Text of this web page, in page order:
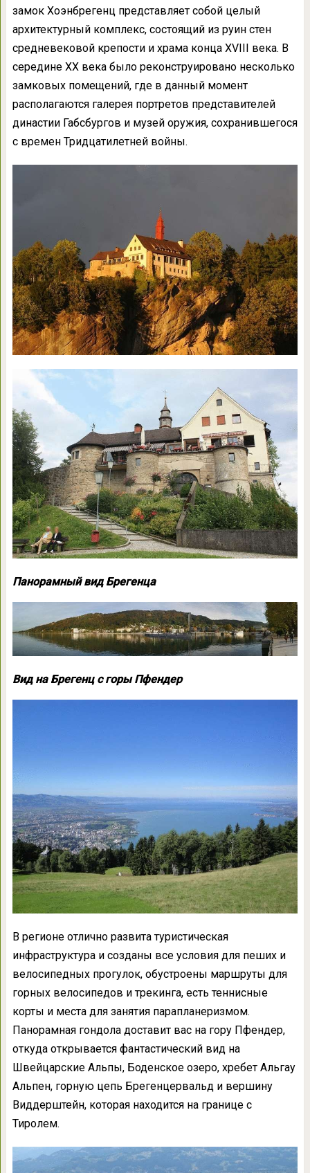
замок Хоэнбрегенц представляет собой целый
архитектурный комплекс, состоящий из руин стен
средневековой крепости и храма конца XVIII века. В
середине XX века было реконструировано несколько
замковых помещений, где в данный момент
располагаются галерея портретов представителей
династии Габсбургов и музей оружия, сохранившегося
с времен Тридцатилетней войны.
Панорамный вид Брегенца
Вид на Брегенц с горы Пфендер
В регионе отлично развита туристическая
инфраструктура и созданы все условия для пеших и
велосипедных прогулок, обустроены маршруты для
горных велосипедов и трекинга, есть теннисные
корты и места для занятия парапланеризмом.
Панорамная гондола доставит вас на гору Пфендер,
откуда открывается фантастический вид на
Швейцарские Альпы, Боденское озеро, хребет Альгау
Альпен, горную цепь Брегенцервальд и вершину
Виддерштейн, которая находится на границе с
Тиролем.